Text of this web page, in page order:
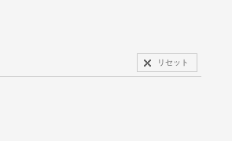
リセット